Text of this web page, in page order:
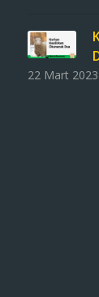
22 Mart 2023